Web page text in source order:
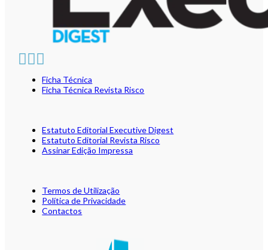
Ficha Técnica
Ficha Técnica Revista Risco
Estatuto Editorial Executive Digest
Estatuto Editorial Revista Risco
Assinar Edição Impressa
Termos de Utilização
Política de Privacidade
Contactos